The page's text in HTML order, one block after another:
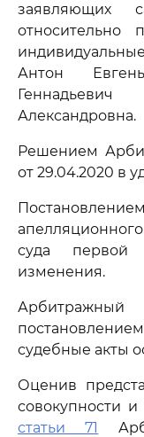
заявляющих
относительно
Антон
Александровна.
Решением
от 29.04.2020 в
суда первой
изменения.
судебные акты
Оценив
совокупности
статьи 71